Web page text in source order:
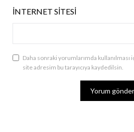
İNTERNET SITESI
Daha sonraki yorumlarımda kullanılması
site adresim bu tarayıcıya kaydedilsin.